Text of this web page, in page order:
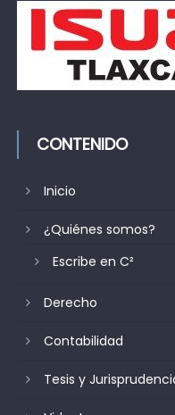
CONTENIDO
Inicio
¿Quiénes somos?
Escribe en C²
Derecho
Contabilidad
Tesis y